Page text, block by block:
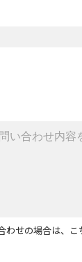
わせの場合は、こ